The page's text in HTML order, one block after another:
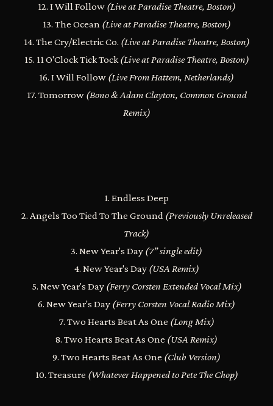
12. I Will Follow (Live at Paradise Theatre, Boston)
13. The Ocean (Live at Paradise Theatre, Boston)
14. The Cry/Electric Co. (Live at Paradise Theatre, Boston)
15. 11 O'Clock Tick Tock(Live at Paradise Theatre, Boston)
16. I Will Follow (Live From Hattem, Netherlands)
17. Tomorrow(Bono & Adam Clayton, Common Ground
Remix)
1. Endless Deep
2. Angels Too Tied To The Ground (Previously Unreleased
Track)
3. New Year's Day (7” single edit)
4. New Year's Day(USA Remix)
5. New Year's Day (Ferry Corsten Extended Vocal Mix)
6. New Year's Day (Ferry Corsten Vocal Radio Mix)
7. Two Hearts Beat As One (Long Mix)
8. Two Hearts Beat As One (USA Remix)
9. Two Hearts Beat As One (Club Version)
10. Treasure (Whatever Happened to Pete The Chop)